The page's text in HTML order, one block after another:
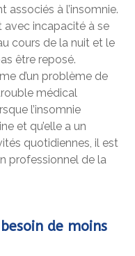
à l’insomnie.
incapacité à se
cours de la nuit et le
être reposé.
d’un problème de
médical
l’insomnie
et qu’elle a un
quotidiennes, il est
professionnel de la
de moins